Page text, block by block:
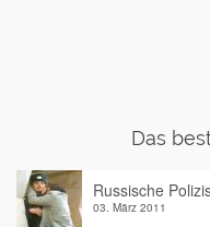
Das
Russische
03. März 2011